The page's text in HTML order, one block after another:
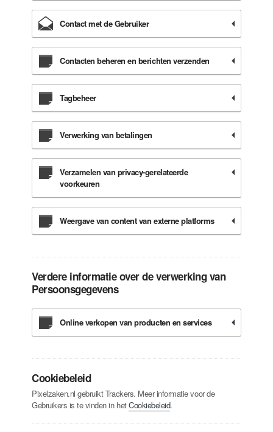
Contact met de Gebruiker
Contacten beheren en berichten verzenden
Tagbeheer
Verwerking van betalingen
Verzamelen van privacy-gerelateerde
voorkeuren
Weergave van content van externe platforms
Verdere informatie over de verwerking van
Persoonsgegevens
Online verkopen van producten en services
Cookiebeleid
Pixelzaken.nl gebruikt Trackers. Meer informatie voor de
Gebruikers is te vinden in hetCookiebeleid.